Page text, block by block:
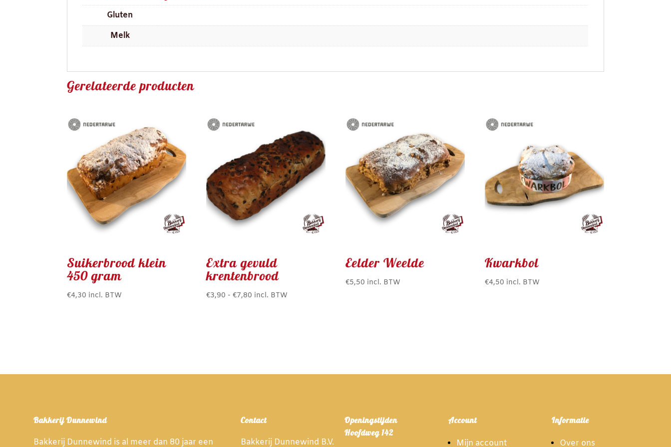
Gluten
Melk
Gerelateerde producten
Suikerbrood klein
450 gram
€4,30 incl. BTW
Extra gevuld
krentenbrood
€3,90 - €7,80 Prijsklasse:
incl. BTW
Deze
op
Eelder Weelde
€5,50 incl. BTW
Kwarkbol
€4,50 incl. BTW
Bakkerij Dunnewind
Bakkerij Dunnewind is al meer dan 80 jaar een
Contact
Bakkerij Dunnewind B.V.
Openingstijden
Hoofdweg 142
Account
Mijn account
Informatie
Over ons